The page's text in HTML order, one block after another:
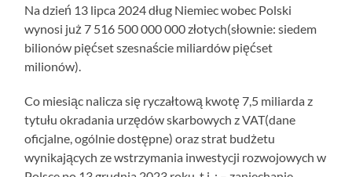
Na dzień 13 lipca 2024 dług Niemiec wobec Polski
wynosi już 7 516 500 000 000 złotych(słownie: siedem
bilionów pięćset szesnaście miliardów pięćset
milionów).
Co miesiąc nalicza się ryczałtową kwotę 7,5 miliarda z
tytułu okradania urzędów skarbowych z VAT(dane
oficjalne, ogólnie dostępne) oraz strat budżetu
wynikających ze wstrzymania inwestycji rozwojowych w